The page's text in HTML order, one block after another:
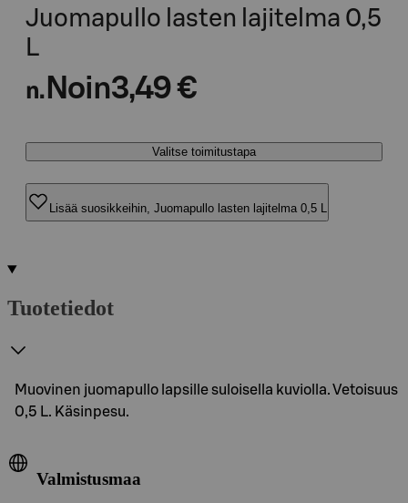
Juomapullo lasten lajitelma 0,5
L
n. Noin3,49 €
Valitse toimitustapa
Lisää suosikkeihin, Juomapullo lasten lajitelma 0,5 L
Tuotetiedot
Muovinen juomapullo lapsille suloisella kuviolla. Vetoisuus
0,5 L. Käsinpesu.
Valmistusmaa